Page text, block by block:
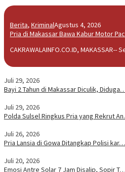
Berita, KriminalAgustus 4, 2026
Pria di Makassar Bawa Kabur Motor
CAKRAWALAINFO.CO.ID,
Juli 29, 2026
Bayi 2 Tahun di Makassar Diculik,
Juli 29, 2026
Polda Sulsel Ringkus Pria yang Rekrut
Juli 26, 2026
Pria Lansia di Gowa Ditangkap Polisi kar…
Juli 20, 2026
Emosi Antre Solar 7 Jam Disalip, Sopir T…